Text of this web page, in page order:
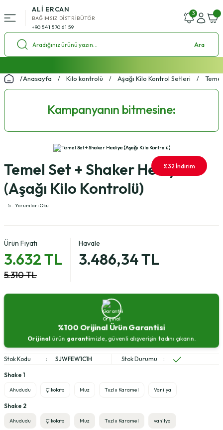
ALİ ERCAN
BAĞIMSIZ DİSTRİBÜTÖR
+90 541 570 61 59
Ara
3
%4 Havale İndirim Fırsatı
Ücretsiz Uzman Koçluk Desteği
Setleri
Anasayfa Kilo kontrolü Aşağı Kilo Kontrol Setleri
Kampanyanın bitmesine:
%32 İndirim
Temel Set + Shaker Hediye
(Aşağı Kilo Kontrolü)
5 - Yorumları Oku
Ürün Fiyatı
3.632 TL
5.310 TL
Havale
3.486,34 TL
%100 Orijinal Ürün Garantisi
Orijinal ürün garantimizle, güvenli alışverişin tadını çıkarın.
Stok Kodu SJWFEW1C1H Stok Durumu
Shake 1
Ahududu Çikolata Muz Tuzlu Karamel Vanilya
Shake 2
Ahududu Çikolata Muz Tuzlu Karamel vanilya